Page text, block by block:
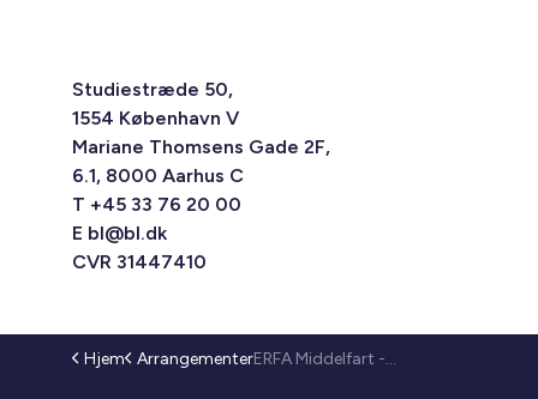
Studiestræde 50,
1554 København V
Mariane Thomsens Gade 2F,
6.1, 8000 Aarhus C
T +45 33 76 20 00
E bl@bl.dk
CVR 31447410
Hjem Arrangementer ERFA Middelfart - Grøn omstilling i praksis – solceller, ladepunkter og stærke fællesskaber (26-131)